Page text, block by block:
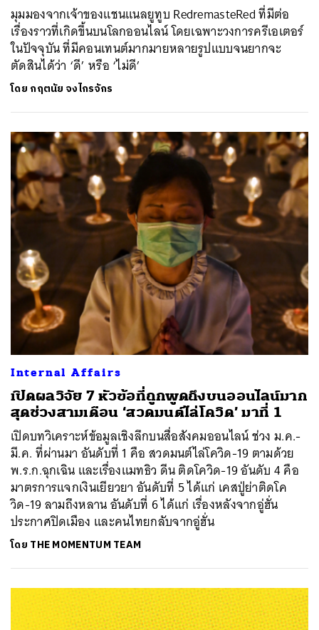
มุมมองจากเจ้าของแชนแนลยูทูบ RedremasteRed ที่มีต่อ
เรื่องราวที่เกิดขึ้นบนโลกออนไลน์ โดยเฉพาะวงการครีเอเตอร์
ในปัจจุบัน ที่มีคอนเทนต์มากมายหลายรูปแบบจนยากจะ
ตัดสินได้ว่า ‘ดี’ หรือ ‘ไม่ดี’
โดย กฤตนัย จงไกรจักร
Internal Affairs
เปิดผลวิจัย 7 หัวข้อที่ถูกพูดถึงบนออนไลน์มาก
สุดช่วงสามเดือน ‘สวดมนต์ไล่โควิด’ มาที่ 1
เปิดบทวิเคราะห์ข้อมูลเชิงลึกบนสื่อสังคมออนไลน์ ช่วง ม.ค.-
มี.ค. ที่ผ่านมา อันดับที่ 1 คือ สวดมนต์ไล่โควิด-19 ตามด้วย
พ.ร.ก.ฉุกเฉิน และเรื่องแมทธิว ดีน ติดโควิด-19 อันดับ 4 คือ
มาตรการแจกเงินเยียวยา อันดับที่ 5 ได้แก่ เคสปู่ย่าติดโค
วิด-19 ลามถึงหลาน อันดับที่ 6 ได้แก่ เรื่องหลังจากอู่ฮั่น
ประกาศปิดเมือง และคนไทยกลับจากอู่ฮั่น
โดย THE MOMENTUM TEAM
ค้นหา
SHARE TWEET LINE EMAIL